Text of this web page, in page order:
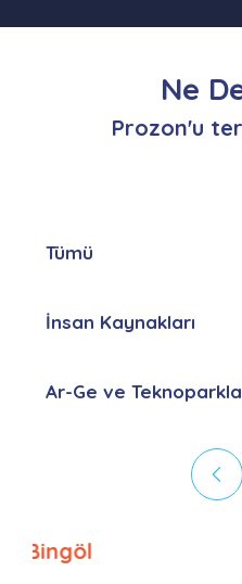
Ne
Prozon'u
Tümü
İnsan Kaynakları
Ar-Ge ve